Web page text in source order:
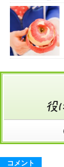
コメント